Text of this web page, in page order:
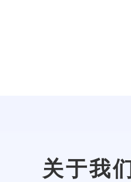
关于我们